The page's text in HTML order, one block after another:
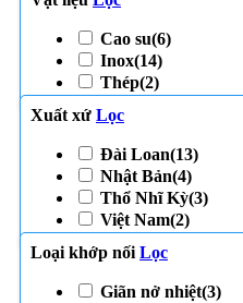
Cao su(6)
Inox(14)
Thép(2)
Xuất xứ Lọc
Đài Loan(13)
Nhật Bản(4)
Thổ Nhĩ Kỳ(3)
Việt Nam(2)
Loại khớp nối Lọc
Giãn nở nhiệt(3)